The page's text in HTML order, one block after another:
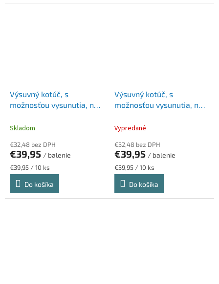
Výsuvný kotúč, s
možnosťou vysunutia, na
tmavomodrá
Skladom
€32,48 bez DPH
€39,95 / balenie
Jednotková
cena:
€39,95 / 10 ks
Do košíka
Výsuvný kotúč, s
možnosťou vysunutia, na
biela
Vypredané
€32,48 bez DPH
€39,95 / balenie
Jednotková
cena:
€39,95 / 10 ks
Do košíka